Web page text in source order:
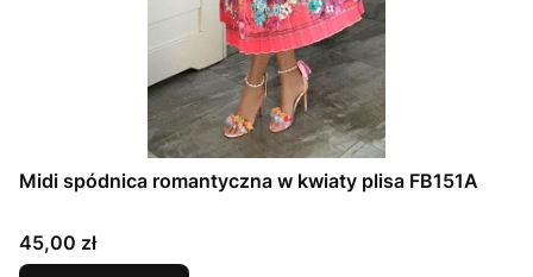
Midi spódnica romantyczna w kwiaty plisa FB151A
Cena
45,00 zł